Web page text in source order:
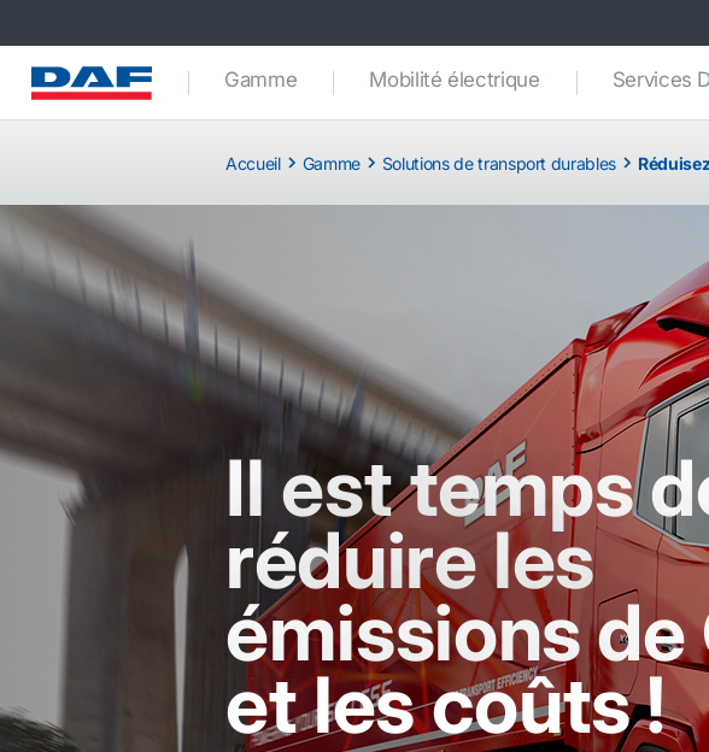
Gamme Mobilité électrique Services
Accueil Gamme Solutions de transport durables
Il est temps
réduire les
émissions de
et les coûts !